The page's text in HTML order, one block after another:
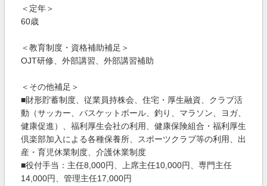
＜定年＞
60歳
＜教育制度・資格補助補足＞
OJT研修、外部講習、外部講習補助
＜その他補足＞
■財形貯蓄制度、従業員持株会、住宅・厚生融資、クラブ活
動（サッカー、バスケットボール、釣り、マラソン、ヨガ、
健康促進）、福利厚生会社の利用、健康保険組合・福利厚生
倶楽部加入による各種保養所、スポーツクラブ等の利用、出
産・育児休業制度、介護休業制度
■役付手当：主任8,000円、上席主任10,000円、専門主任
14,000円、管理主任17,000円